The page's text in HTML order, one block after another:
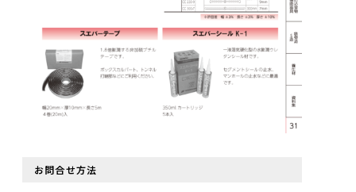
お問合せ方法